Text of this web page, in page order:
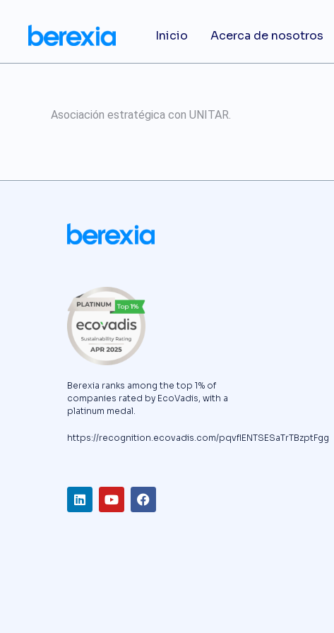
Inicio Acerca de nosotros
Asociación estratégica con UNITAR.
Berexia ranks among the top 1% of
companies rated by EcoVadis, with a
platinum medal.
https://recognition.ecovadis.com/pqvfIENTSESaTrTBzptFgg